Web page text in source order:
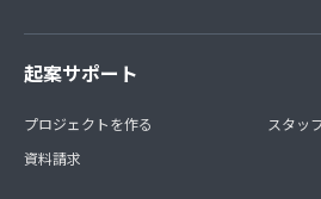
起案サポート
プロジェクトを作る
資料請求
スタッ